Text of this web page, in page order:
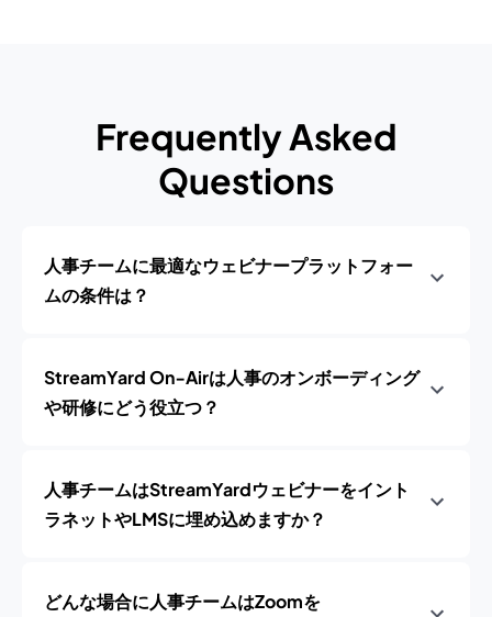
Frequently Asked
Questions
人事チームに最適なウェビナープラットフォー
ムの条件は？
StreamYard On‑Airは人事のオンボーディング
や研修にどう役立つ？
人事チームはStreamYardウェビナーをイント
ラネットやLMSに埋め込めますか？
どんな場合に人事チームはZoomを